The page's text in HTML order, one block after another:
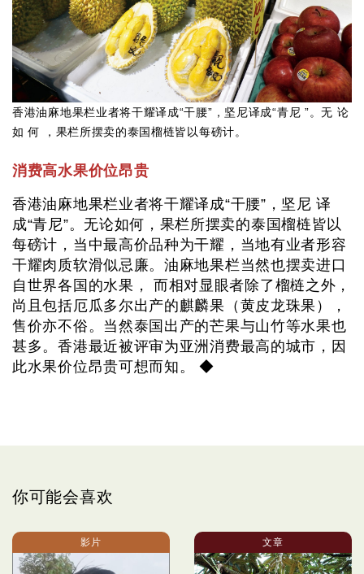
香港油麻地果栏业者将干耀译成“干腰”，坚尼译成“青尼 ”。无 论
如 何 ，果栏所摆卖的泰国榴梿皆以每磅计。
消费高水果价位昂贵
香港油麻地果栏业者将干耀译成“干腰”，坚尼 译
成“青尼”。无论如何，果栏所摆卖的泰国榴梿皆以
每磅计，当中最高价品种为干耀，当地有业者形容
干耀肉质软滑似忌廉。油麻地果栏当然也摆卖进口
自世界各国的水果， 而相对显眼者除了榴梿之外，
尚且包括厄瓜多尔出产的麒麟果（黄皮龙珠果），
售价亦不俗。当然泰国出产的芒果与山竹等水果也
甚多。香港最近被评审为亚洲消费最高的城市，因
此水果价位昂贵可想而知。 ◆
你可能会喜欢
影片 文章